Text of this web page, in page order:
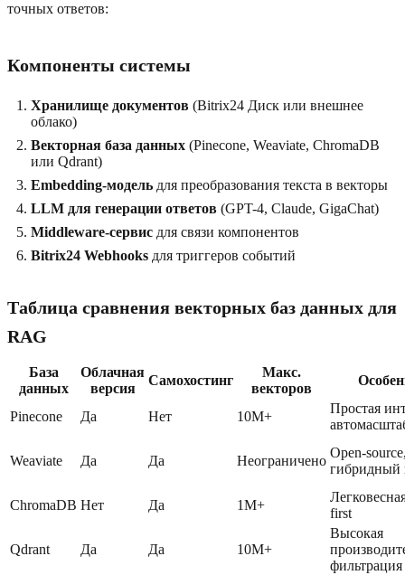
точных ответов:
Компоненты системы
Хранилище документов (Bitrix24 Диск или внешнее
облако)
Векторная база данных (Pinecone, Weaviate, ChromaDB
или Qdrant)
Embedding-модель для преобразования текста в векторы
LLM для генерации ответов (GPT-4, Claude, GigaChat)
Middleware-сервис для связи компонентов
Bitrix24 Webhooks для триггеров событий
Таблица сравнения векторных баз данных для
RAG
База
данных
Облачная
версия
Самохостинг
Макс.
векторов
Pinecone Да Нет 10M+
Простая
Weaviate Да Да Неограничено
Open-
гибридный
ChromaDB Нет Да 1M+
first
Qdrant Да Да 10M+
Высокая
фильтрация